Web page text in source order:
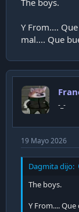
Y From....
mal.... Que
-_-
19 Mayo 2026
Dagmita dijo:
The boys.
Y From....